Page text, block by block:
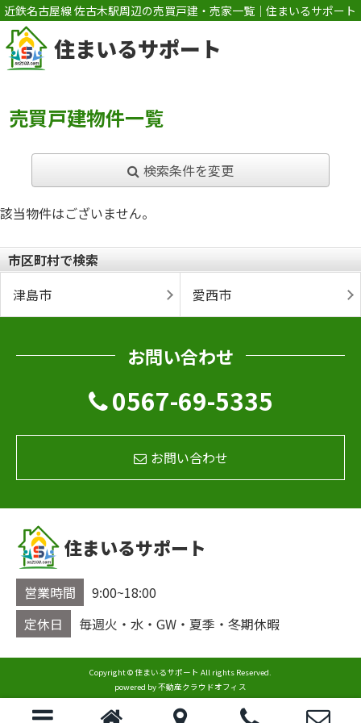
近鉄名古屋線 佐古木駅周辺の売買戸建・売家一覧｜住まいるサポート
住まいるサポート
売買戸建物件一覧
検索条件を変更
該当物件はございません。
市区町村で検索
津島市
愛西市
お問い合わせ
0567-69-5335
お問い合わせ
住まいるサポート
営業時間
9:00~18:00
定休日
毎週火・水・GW・夏季・冬期休暇
Copyright © 住まいるサポート All rights Reserved.
powered by 不動産クラウドオフィス